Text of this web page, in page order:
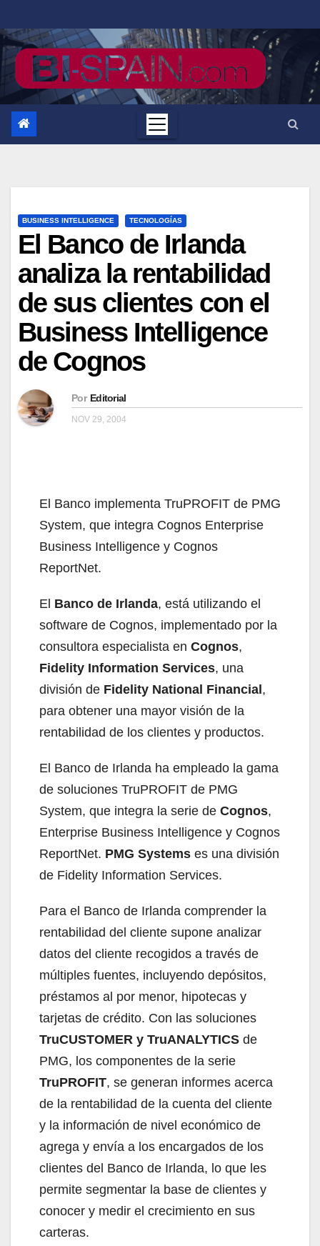
al
contenido
BUSINESS INTELLIGENCE TECNOLOGÍAS
El Banco de Irlanda
analiza la rentabilidad
de sus clientes con el
Business Intelligence
de Cognos
Por Editorial
NOV 29, 2004
El Banco implementa TruPROFIT de PMG
System, que integra Cognos Enterprise
Business Intelligence y Cognos
ReportNet.
El Banco de Irlanda, está utilizando el
software de Cognos, implementado por la
consultora especialista en Cognos,
Fidelity Information Services, una
división de Fidelity National Financial,
para obtener una mayor visión de la
rentabilidad de los clientes y productos.
El Banco de Irlanda ha empleado la gama
de soluciones TruPROFIT de PMG
System, que integra la serie de Cognos,
Enterprise Business Intelligence y Cognos
ReportNet. PMG Systems es una división
de Fidelity Information Services.
Para el Banco de Irlanda comprender la
rentabilidad del cliente supone analizar
datos del cliente recogidos a través de
múltiples fuentes, incluyendo depósitos,
préstamos al por menor, hipotecas y
tarjetas de crédito. Con las soluciones
TruCUSTOMER y TruANALYTICS de
PMG, los componentes de la serie
TruPROFIT, se generan informes acerca
de la rentabilidad de la cuenta del cliente
y la información de nivel económico de
agrega y envía a los encargados de los
clientes del Banco de Irlanda, lo que les
permite segmentar la base de clientes y
conocer y medir el crecimiento en sus
carteras.